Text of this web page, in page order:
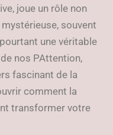
joue un rôle non
souvent
une véritable
nos PAttention,
fascinant de la
comment la
transformer votre